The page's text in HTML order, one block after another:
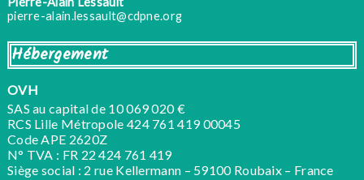
pierre-alain.lessault@cdpne.org
Hébergement
OVH
SAS au capital de 10 069 020 €
RCS Lille Métropole 424 761 419 00045
Code APE 2620Z
N° TVA : FR 22 424 761 419
Siège social : 2 rue Kellermann – 59100 Roubaix – France